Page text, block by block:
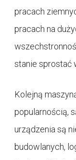
pracach
pracach na
stanie sprostać
Kolejną
popularnością,
urządzenia są
budowlanych,